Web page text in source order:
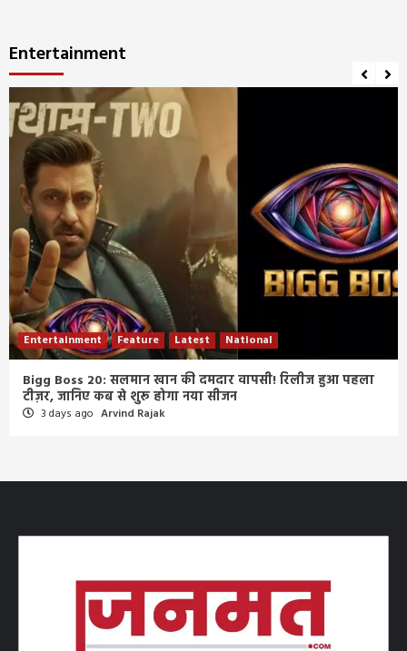
Entertainment
Entertainment Feature Latest National
Bigg Boss 20: सलमान खान की दमदार वापसी! रिलीज हुआ पहला
टीज़र, जानिए कब से शुरू होगा नया सीजन
3 days ago Arvind Rajak